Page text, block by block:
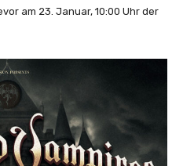
am 23. Januar, 10:00 Uhr der